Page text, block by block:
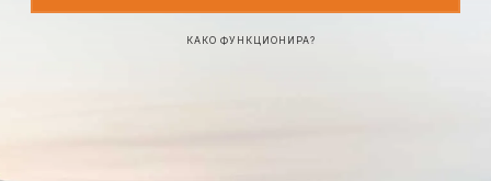
КАКО ФУНКЦИОНИРА?